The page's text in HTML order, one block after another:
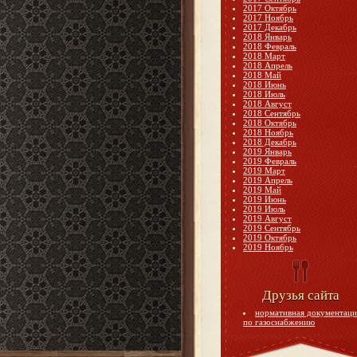
2017 Октябрь
2017 Ноябрь
2017 Декабрь
2018 Январь
2018 Февраль
2018 Март
2018 Апрель
2018 Май
2018 Июнь
2018 Июль
2018 Август
2018 Сентябрь
2018 Октябрь
2018 Ноябрь
2018 Декабрь
2019 Январь
2019 Февраль
2019 Март
2019 Апрель
2019 Май
2019 Июнь
2019 Июль
2019 Август
2019 Сентябрь
2019 Октябрь
2019 Ноябрь
Друзья сайта
нормативная
по газоснабжению